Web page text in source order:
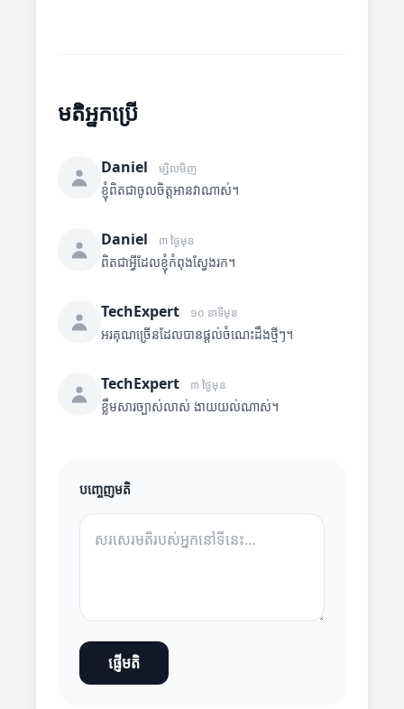
មតិអ្នកប្រើ
Daniel ម្សិលមិញ
ខ្ញុំពិតជាចូលចិត្តអានវាណាស់។
Daniel ៣ ថ្ងៃមុន
ពិតជាអ្វីដែលខ្ញុំកំពុងស្វែងរក។
TechExpert ១០ នាទីមុន
អរគុណច្រើនដែលបានផ្តល់ចំណេះដឹងថ្មីៗ។
TechExpert ៣ ថ្ងៃមុន
ខ្លឹមសារច្បាស់លាស់ ងាយយល់ណាស់។
បញ្ចេញមតិ
ផ្ញើមតិ